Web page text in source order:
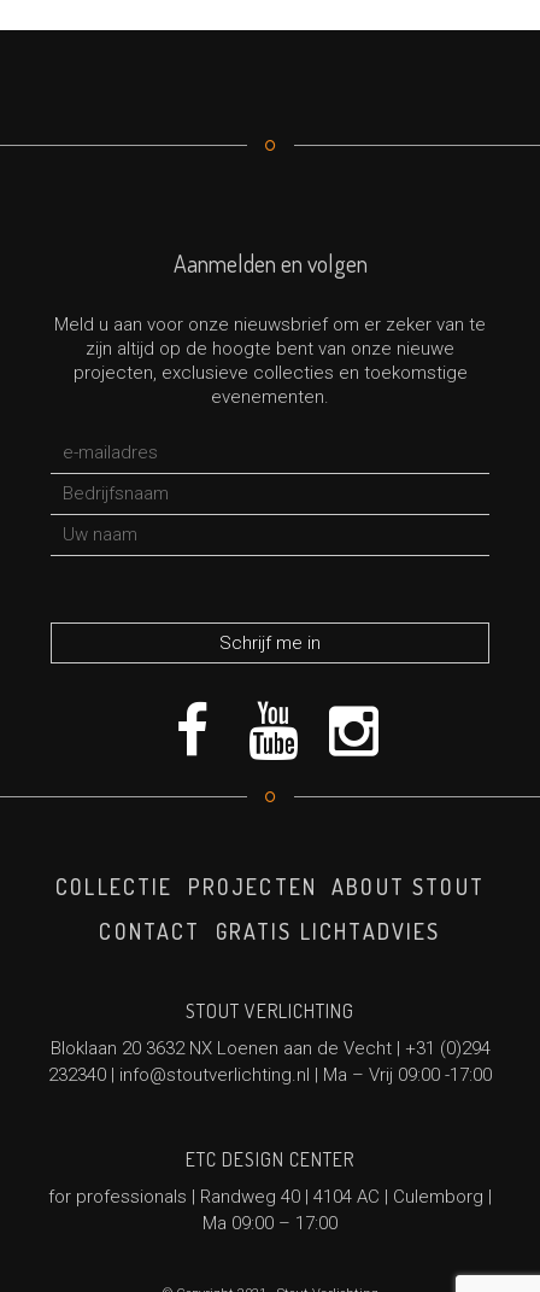
Aanmelden en volgen
Meld u aan voor onze nieuwsbrief om er zeker van te
zijn altijd op de hoogte bent van onze nieuwe
projecten, exclusieve collecties en toekomstige
evenementen.
COLLECTIE PROJECTEN
ABOUT STOUT
CONTACT
GRATIS LICHTADVIES
STOUT VERLICHTING
Bloklaan 20 3632 NX Loenen aan de Vecht | +31 (0)294
232340 | info@stoutverlichting.nl | Ma – Vrij 09:00 -17:00
ETC DESIGN CENTER
for professionals | Randweg 40 | 4104 AC | Culemborg |
Ma 09:00 – 17:00